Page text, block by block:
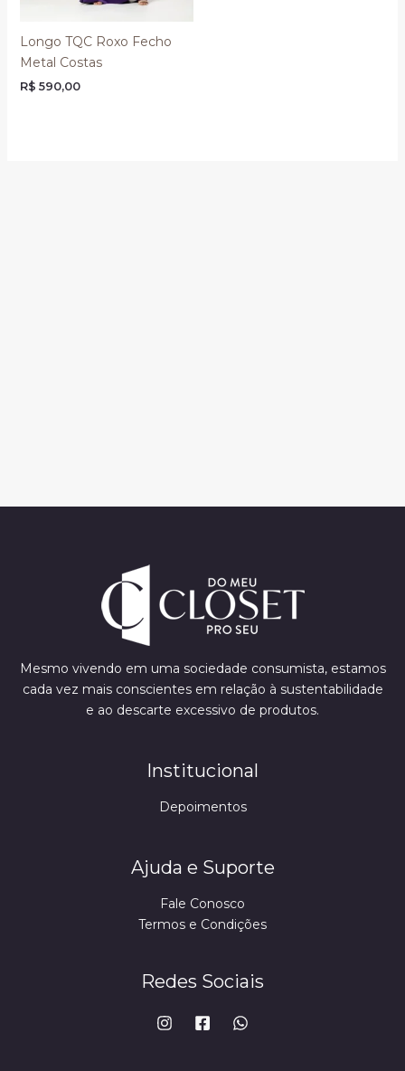
Longo TQC Roxo Fecho
Metal Costas
R$ 590,00
Mesmo vivendo em uma sociedade consumista, estamos
cada vez mais conscientes em relação à sustentabilidade
e ao descarte excessivo de produtos.
Institucional
Depoimentos
Ajuda e Suporte
Fale Conosco
Termos e Condições
Redes Sociais